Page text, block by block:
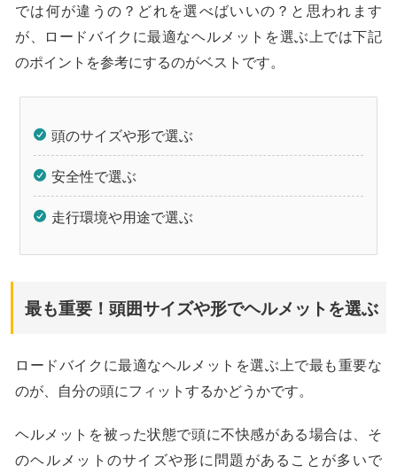
では何が違うの？どれを選べばいいの？と思われます
が、ロードバイクに最適なヘルメットを選ぶ上では下記
のポイントを参考にするのがベストです。
頭のサイズや形で選ぶ
安全性で選ぶ
走行環境や用途で選ぶ
最も重要！頭囲サイズや形でヘルメットを選ぶ
ロードバイクに最適なヘルメットを選ぶ上で最も重要な
のが、自分の頭にフィットするかどうかです。
ヘルメットを被った状態で頭に不快感がある場合は、そ
のヘルメットのサイズや形に問題があることが多いで